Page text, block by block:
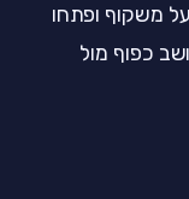
משקוף ופתחו
כפוף מול